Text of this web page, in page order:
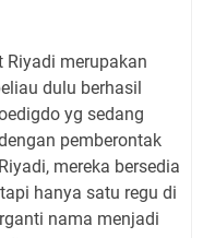
Riyadi merupakan
dulu berhasil
yg sedang
pemberontak
mereka bersedia
hanya satu regu di
nama menjadi